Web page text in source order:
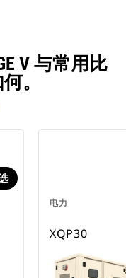
V 与常用比
。
电力
XQP30